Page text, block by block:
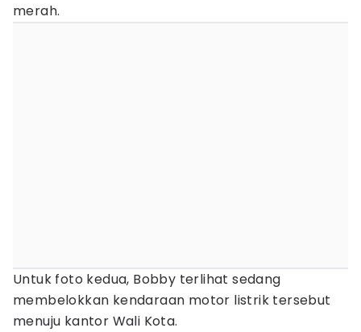
merah.
Untuk foto kedua, Bobby terlihat sedang
membelokkan kendaraan motor listrik tersebut
menuju kantor Wali Kota.